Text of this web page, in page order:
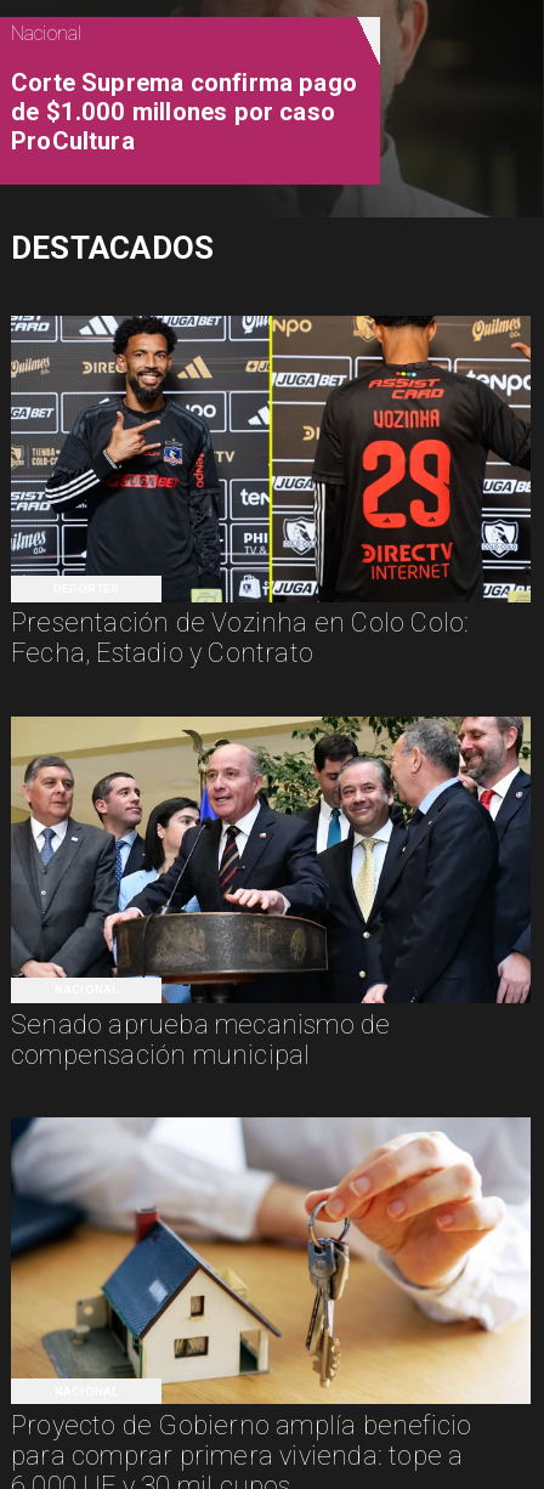
Presentación de Vozinha en Colo Colo:
Fecha, Estadio y Contrato
Senado aprueba mecanismo de
compensación municipal
Proyecto de Gobierno amplía beneficio
para comprar primera vivienda: tope a
Nacional
Corte Suprema confirma pago
de $1.000 millones por caso
ProCultura
DESTACADOS